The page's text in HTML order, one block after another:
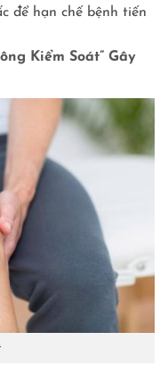
để hạn chế bệnh tiến
Kiểm Soát” Gây